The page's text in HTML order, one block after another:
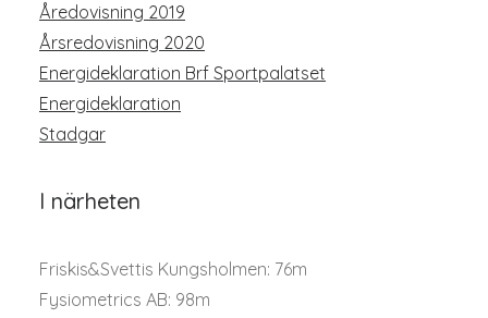
Åredovisning 2019
Årsredovisning 2020
Energideklaration Brf Sportpalatset
Energideklaration
Stadgar
I närheten
Friskis&Svettis Kungsholmen: 76m
Fysiometrics AB: 98m